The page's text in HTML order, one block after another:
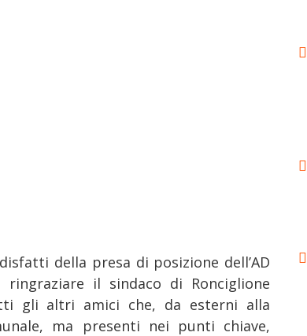
della presa di posizione dell’AD
ringraziare il sindaco di Ronciglione
gli altri amici che, da esterni alla
ma presenti nei punti chiave,